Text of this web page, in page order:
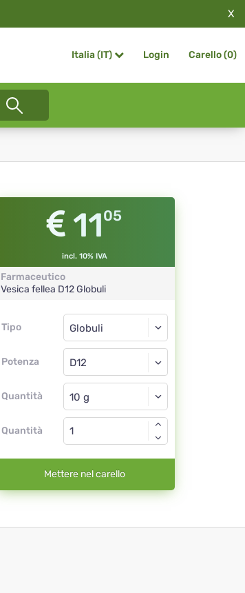
X
Italia (IT) Login Carello (0)
1105
incl. 10% IVA
Farmaceutico
Vesica fellea D12 Globuli
Tipo
Tipo
Potenza
Globuli
D12
Quantità
Globuli
Quantità
Mettere nel carello